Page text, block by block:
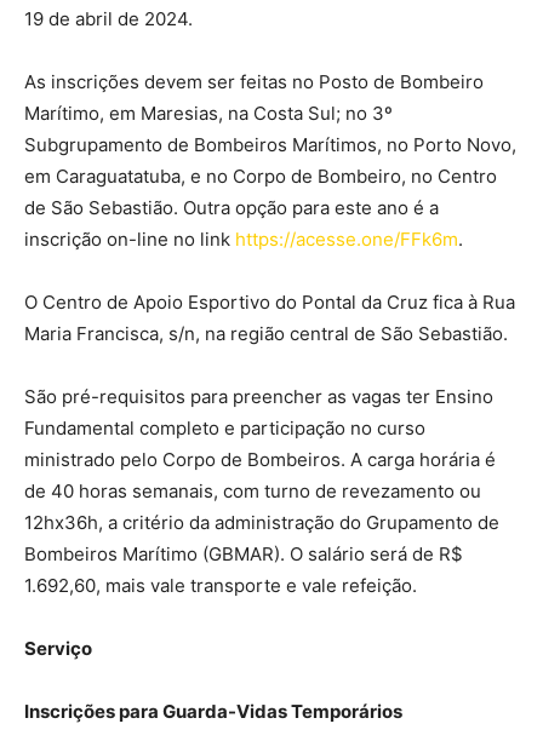
19 de abril de 2024.
As inscrições devem ser feitas no Posto de Bombeiro
Marítimo, em Maresias, na Costa Sul; no 3º
Subgrupamento de Bombeiros Marítimos, no Porto Novo,
em Caraguatatuba, e no Corpo de Bombeiro, no Centro
de São Sebastião. Outra opção para este ano é a
inscrição on-line no link https://acesse.one/FFk6m.
O Centro de Apoio Esportivo do Pontal da Cruz fica à Rua
Maria Francisca, s/n, na região central de São Sebastião.
São pré-requisitos para preencher as vagas ter Ensino
Fundamental completo e participação no curso
ministrado pelo Corpo de Bombeiros. A carga horária é
de 40 horas semanais, com turno de revezamento ou
12hx36h, a critério da administração do Grupamento de
Bombeiros Marítimo (GBMAR). O salário será de R$
1.692,60, mais vale transporte e vale refeição.
Serviço
Inscrições para Guarda-Vidas Temporários